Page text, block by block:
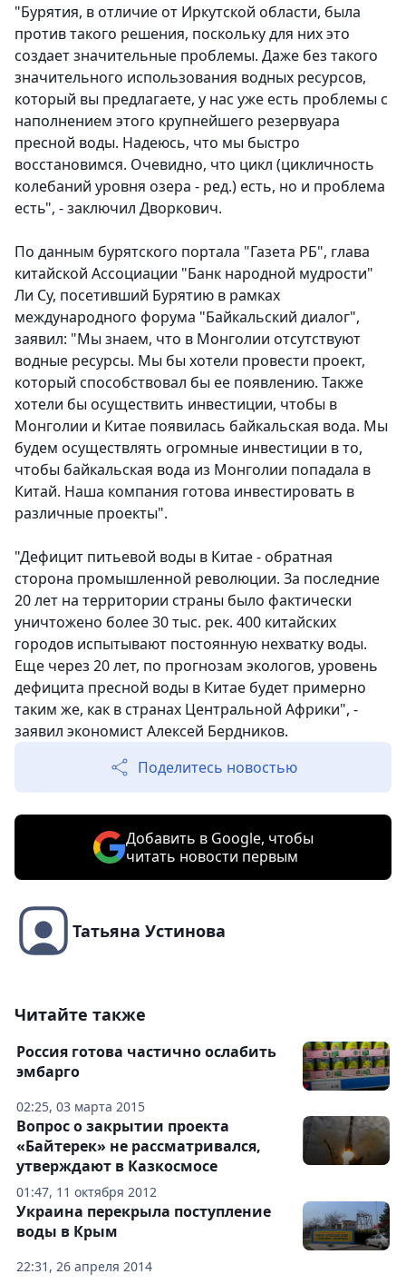
"Бурятия, в отличие от Иркутской области, была
против такого решения, поскольку для них это
создает значительные проблемы. Даже без такого
значительного использования водных ресурсов,
который вы предлагаете, у нас уже есть проблемы с
наполнением этого крупнейшего резервуара
пресной воды. Надеюсь, что мы быстро
восстановимся. Очевидно, что цикл (цикличность
колебаний уровня озера - ред.) есть, но и проблема
есть", - заключил Дворкович.
По данным бурятского портала "Газета РБ", глава
китайской Ассоциации "Банк народной мудрости"
Ли Су, посетивший Бурятию в рамках
международного форума "Байкальский диалог",
заявил: "Мы знаем, что в Монголии отсутствуют
водные ресурсы. Мы бы хотели провести проект,
который способствовал бы ее появлению. Также
хотели бы осуществить инвестиции, чтобы в
Монголии и Китае появилась байкальская вода. Мы
будем осуществлять огромные инвестиции в то,
чтобы байкальская вода из Монголии попадала в
Китай. Наша компания готова инвестировать в
различные проекты".
"Дефицит питьевой воды в Китае - обратная
сторона промышленной революции. За последние
20 лет на территории страны было фактически
уничтожено более 30 тыс. рек. 400 китайских
городов испытывают постоянную нехватку воды.
Еще через 20 лет, по прогнозам экологов, уровень
дефицита пресной воды в Китае будет примерно
таким же, как в странах Центральной Африки", -
заявил экономист Алексей Бердников.
Поделитесь новостью
Добавить в Google, чтобы
читать новости первым
Татьяна Устинова
Читайте также
02:25, 03 марта 2015
Россия готова частично ослабить
эмбарго
01:47, 11 октября 2012
Вопрос о закрытии проекта
«Байтерек» не рассматривался,
утверждают в Казкосмосе
22:31, 26 апреля 2014
Украина перекрыла поступление
воды в Крым